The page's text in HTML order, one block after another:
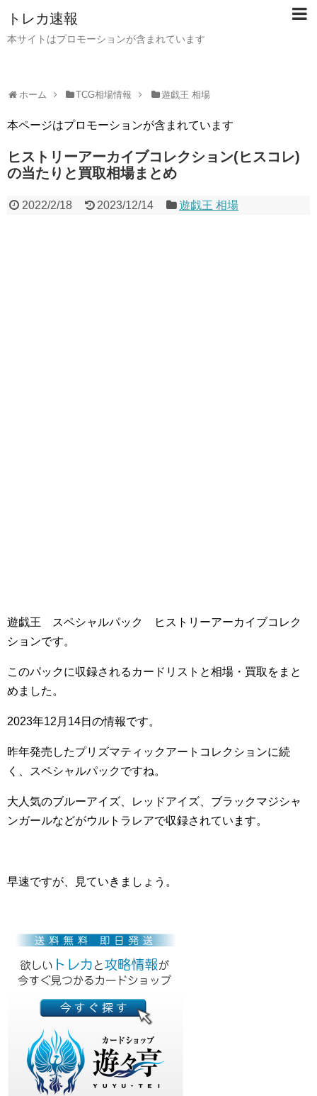
トレカ速報
本サイトはプロモーションが含まれています
ホーム TCG相場情報 遊戯王 相場
本ページはプロモーションが含まれています
ヒストリーアーカイブコレクション(ヒスコレ)
の当たりと買取相場まとめ
2022/2/18 2023/12/14 遊戯王 相場
遊戯王 スペシャルパック ヒストリーアーカイブコレク
ションです。
このパックに収録されるカードリストと相場・買取をまと
めました。
2023年12月14日の情報です。
昨年発売したプリズマティックアートコレクションに続
く、スペシャルパックですね。
大人気のブルーアイズ、レッドアイズ、ブラックマジシャ
ンガールなどがウルトラレアで収録されています。
早速ですが、見ていきましょう。